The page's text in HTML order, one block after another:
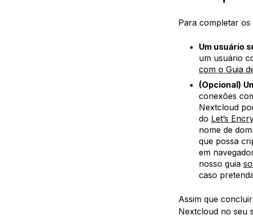
Para completar os
Um usuário
um usuário
com o Guia
(Opcional)
conexões
Nextcloud
do Let’s
nome de
que possa
em
nosso guia
caso
Assim que
Nextcloud no seu